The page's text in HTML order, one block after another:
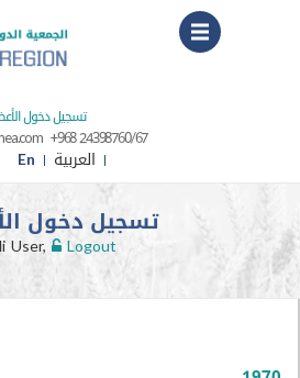
تسجيل دخول الأعضاء
info@iaom-mea.com +968 24398760/67
En
Per
تسجيل دخول الأعضاء
Hi User,
Menu